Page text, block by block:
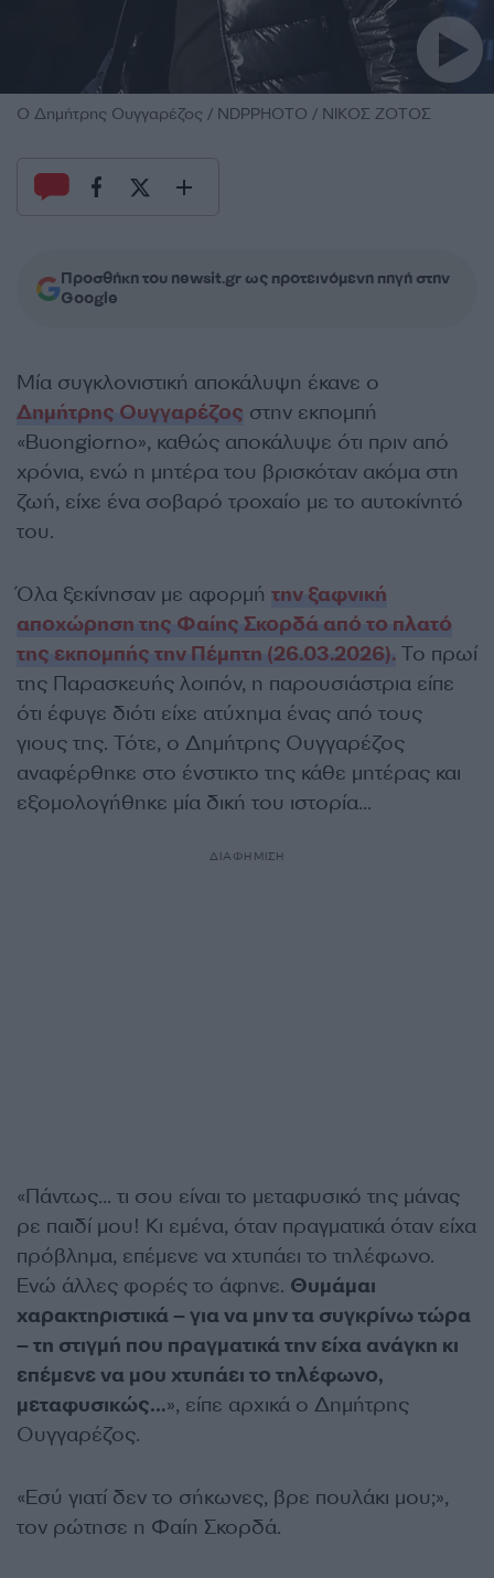
O Δημήτρης Ουγγαρέζος / NDPPHOTO / ΝΙΚΟΣ ΖΟΤΟΣ
Προσθήκη του newsit.gr ως προτεινόμενη πηγή στην
Google
Μία συγκλονιστική αποκάλυψη έκανε ο
Δημήτρης Ουγγαρέζος στην εκπομπή
«Buongiorno», καθώς αποκάλυψε ότι πριν από
χρόνια, ενώ η μητέρα του βρισκόταν ακόμα στη
ζωή, είχε ένα σοβαρό τροχαίο με το αυτοκίνητό
του.
Όλα ξεκίνησαν με αφορμή την ξαφνική
αποχώρηση της Φαίης Σκορδά από το πλατό
της εκπομπής την Πέμπτη (26.03.2026). Το πρωί
της Παρασκευής λοιπόν, η παρουσιάστρια είπε
ότι έφυγε διότι είχε ατύχημα ένας από τους
γιους της. Τότε, ο Δημήτρης Ουγγαρέζος
αναφέρθηκε στο ένστικτο της κάθε μητέρας και
εξομολογήθηκε μία δική του ιστορία…
ΔΙΑΦΗΜΙΣΗ
«Πάντως… τι σου είναι το μεταφυσικό της μάνας
ρε παιδί μου! Κι εμένα, όταν πραγματικά όταν είχα
πρόβλημα, επέμενε να χτυπάει το τηλέφωνο.
Ενώ άλλες φορές το άφηνε. Θυμάμαι
χαρακτηριστικά – για να μην τα συγκρίνω τώρα
– τη στιγμή που πραγματικά την είχα ανάγκη κι
επέμενε να μου χτυπάει το τηλέφωνο,
μεταφυσικώς…», είπε αρχικά ο Δημήτρης
Ουγγαρέζος.
«Εσύ γιατί δεν το σήκωνες, βρε πουλάκι μου;»,
τον ρώτησε η Φαίη Σκορδά.